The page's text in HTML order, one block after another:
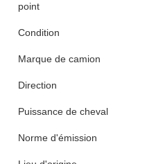
point
Condition
Marque de camion
Direction
Puissance de cheval
Norme d'émission